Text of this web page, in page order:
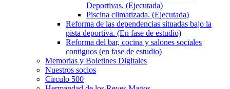
Deportivas. (Ejecutada)
Piscina climatizada. (Ejecutada)
Reforma de las dependencias situadas bajo la
pista deportiva. (En fase de estudio)
Reforma del bar, cocina y salones sociales
contiguos (en fase de estudio)
Memorias y Boletines Digitales
Nuestros socios
Círculo 500